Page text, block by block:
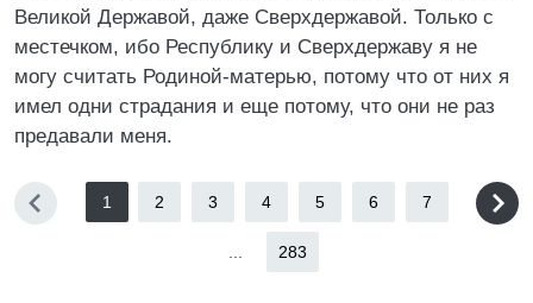
Великой Державой, даже Сверхдержавой. Только с
местечком, ибо Республику и Сверхдержаву я не
могу считать Родиной-матерью, потому что от них я
имел одни страдания и еще потому, что они не раз
предавали меня.
1 2 3 4 5 6 7
283